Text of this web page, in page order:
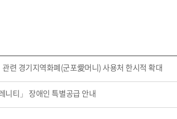
관련 경기지역화폐(군포愛머니) 사용처 한시적 확대
니티」 장애인 특별공급 안내